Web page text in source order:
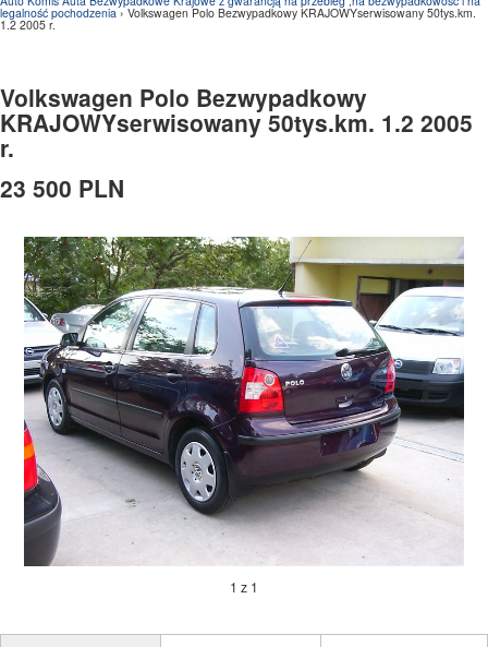
legalność pochodzenia› Volkswagen Polo Bezwypadkowy KRAJOWYserwisowany 50tys.km.
1.2 2005 r.
Volkswagen Polo Bezwypadkowy
KRAJOWYserwisowany 50tys.km. 1.2 2005
r.
23 500 PLN
1 z 1